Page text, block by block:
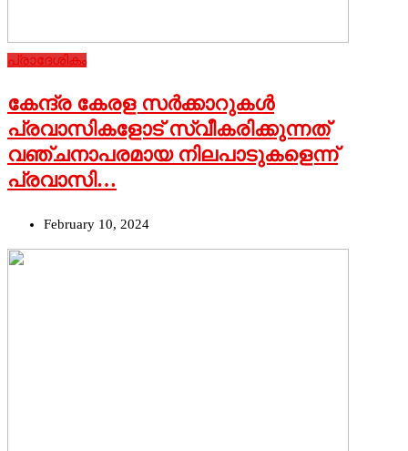
പ്രാദേശികം
കേന്ദ്ര കേരള സര്‍ക്കാറുകള്‍
പ്രവാസികളോട് സ്വീകരിക്കുന്നത്
വഞ്ചനാപരമായ നിലപാടുകളെന്ന്
പ്രവാസി…
February 10, 2024